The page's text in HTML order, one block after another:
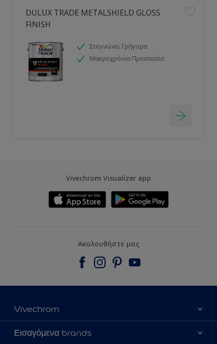
DULUX TRADE METALSHIELD GLOSS
FINISH
Στεγνώνει Γρήγορα
Μακροχρόνια Προστασία
Vivechrom Visualizer app
Ακολουθήστε μας
Vivechrom
Εύρεση Καταστήματος
Εισαγόμενα brands